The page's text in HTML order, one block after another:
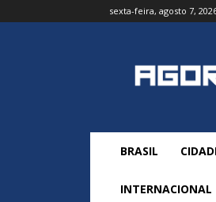
sexta-feira, agosto 7,
BRASIL
INTERNACIONAL